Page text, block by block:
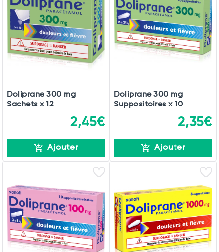
Doliprane 300 mg
Sachets x 12
2,45€
Ajouter
Doliprane 300 mg
Suppositoires x 10
2,35€
Ajouter